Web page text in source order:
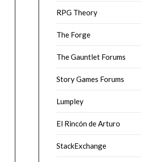
RPG Theory
The Forge
The Gauntlet Forums
Story Games Forums
Lumpley
El Rincón de Arturo
StackExchange